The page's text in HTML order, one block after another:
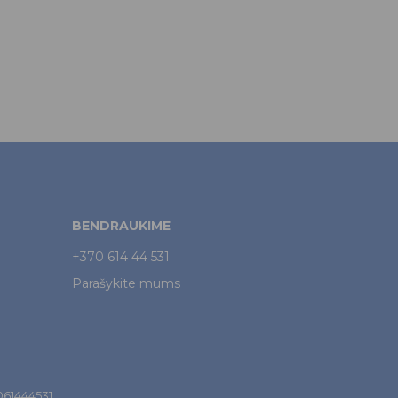
BENDRAUKIME
+370 614 44 531
Parašykite mums